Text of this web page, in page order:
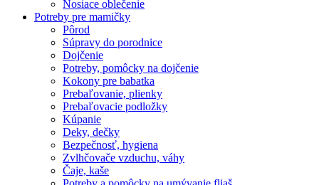
Nosiace oblečenie
Potreby pre mamičky
Pôrod
Súpravy do porodnice
Dojčenie
Potreby, pomôcky na dojčenie
Kokony pre babatka
Prebaľovanie, plienky
Prebaľovacie podložky
Kúpanie
Deky, dečky
Bezpečnosť, hygiena
Zvlhčovače vzduchu, váhy
Čaje, kaše